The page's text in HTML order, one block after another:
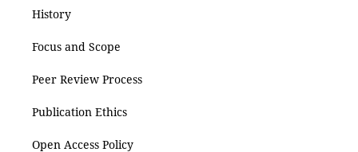
History
Focus and Scope
Peer Review Process
Publication Ethics
Open Access Policy